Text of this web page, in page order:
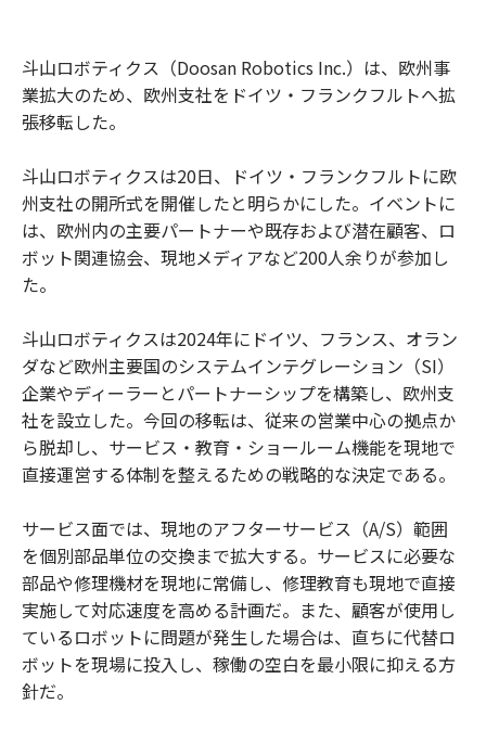
斗山ロボティクス（Doosan Robotics Inc.）は、欧州事
業拡大のため、欧州支社をドイツ・フランクフルトへ拡
張移転した。
斗山ロボティクスは20日、ドイツ・フランクフルトに欧
州支社の開所式を開催したと明らかにした。イベントに
は、欧州内の主要パートナーや既存および潜在顧客、ロ
ボット関連協会、現地メディアなど200人余りが参加し
た。
斗山ロボティクスは2024年にドイツ、フランス、オラン
ダなど欧州主要国のシステムインテグレーション（SI）
企業やディーラーとパートナーシップを構築し、欧州支
社を設立した。今回の移転は、従来の営業中心の拠点か
ら脱却し、サービス・教育・ショールーム機能を現地で
直接運営する体制を整えるための戦略的な決定である。
サービス面では、現地のアフターサービス（A/S）範囲
を個別部品単位の交換まで拡大する。サービスに必要な
部品や修理機材を現地に常備し、修理教育も現地で直接
実施して対応速度を高める計画だ。また、顧客が使用し
ているロボットに問題が発生した場合は、直ちに代替ロ
ボットを現場に投入し、稼働の空白を最小限に抑える方
針だ。